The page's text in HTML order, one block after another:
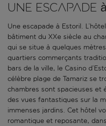
Une escapade
Une escapade à Estoril.
bâtiment du XXe siècle au
qui se situe à quelques
quartiers commerçants
bars de la ville, le Casino
célèbre plage de Tamariz se
chambres sont spacieuses et
des vues fantastiques sur la
immenses jardins. Cet hôtel
romantique et reposante,